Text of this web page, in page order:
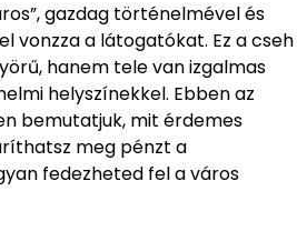
gazdag történelmével és
vonzza a látogatókat. Ez a cseh
hanem tele van izgalmas
helyszínekkel. Ebben az
bemutatjuk, mit érdemes
meg pénzt a
fedezheted fel a város